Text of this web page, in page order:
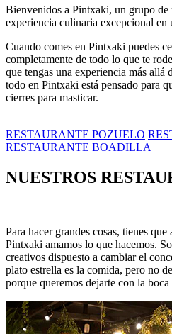
Bienvenidos a Pintxaki, un grupo de
experiencia culinaria excepcional en
Cuando comes en Pintxaki puedes
completamente de todo lo que te
que tengas una experiencia más allá
todo en Pintxaki está pensado para
cierres para masticar.
RESTAURANTE POZUELO
RESTAURANTE BOADILLA
NUESTROS
Para hacer grandes cosas, tienes
Pintxaki amamos lo que hacemos.
creativos dispuesto a cambiar el
plato estrella es la comida, pero no
porque queremos dejarte con la boca